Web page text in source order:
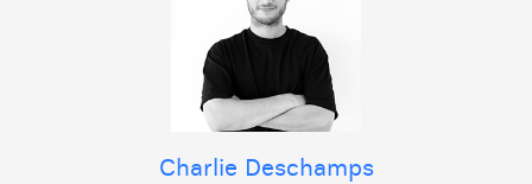
Charlie Deschamps